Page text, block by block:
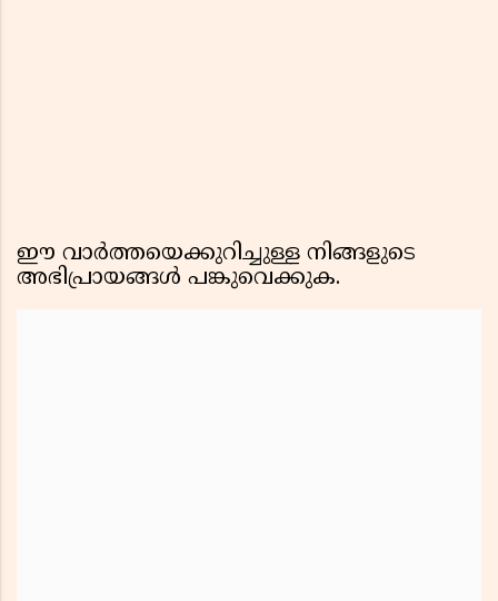
ഈ വാർത്തയെക്കുറിച്ചുള്ള നിങ്ങളുടെ
അഭിപ്രായങ്ങൾ പങ്കുവെക്കുക.